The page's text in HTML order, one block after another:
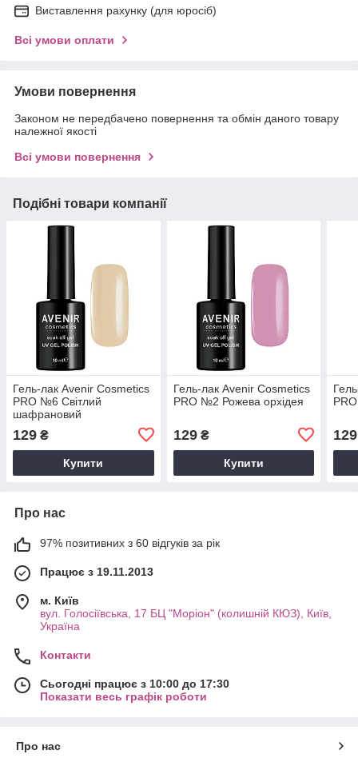
Виставлення рахунку (для юросіб)
Всі умови оплати
Умови повернення
Законом не передбачено повернення та обмін даного товару
належної якості
Всі умови повернення
Подібні товари компанії
Гель-лак Avenir Cosmetics
PRO №6 Світлий
шафрановий
129 ₴
Купити
Гель-лак Avenir Cosmetics
PRO №2 Рожева орхідея
129₴
Купити
129
Про нас
97% позитивних з 60 відгуків за рік
Працює з 19.11.2013
м. Київ
вул. Голосіївська, 17 БЦ "Моріон" (колишній КЮЗ), Київ,
Україна
Контакти
Сьогодні працює з 10:00 до 17:30
Показати весь графік роботи
Про нас